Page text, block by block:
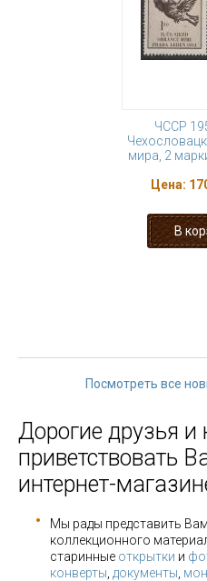
ЧССР
мира, 2
Цена:
Посмотреть все
Дорогие друзья
приветствовать
интернет-
Мы рады представить
коллекционного
старинные открытки и
конверты документы